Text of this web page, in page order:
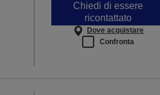
Chiedi di essere
ricontattato
Dove acquistare
Confronta